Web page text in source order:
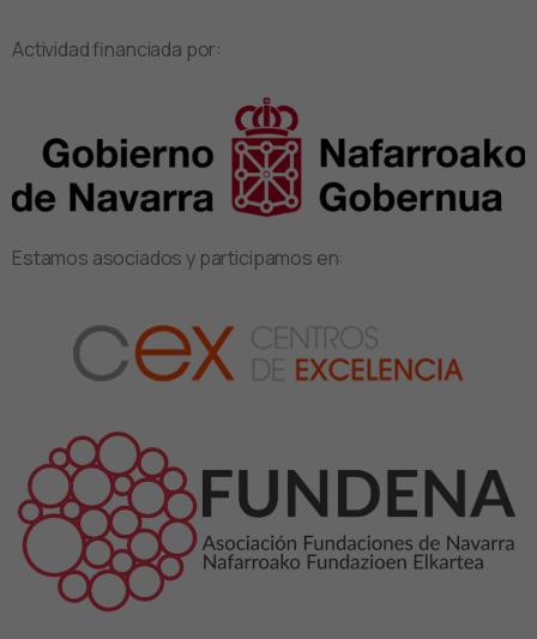
Actividad financiada por:
Estamos asociados y participamos en: